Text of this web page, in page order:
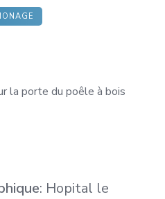
la porte du poêle à bois
: Hopital le